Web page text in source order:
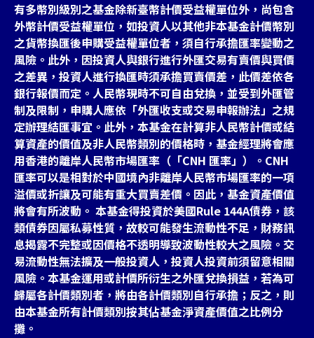
有多幣別級別之基金除新臺幣計價受益權單位外，尚包含
外幣計價受益權單位，如投資人以其他非本基金計價幣別
之貨幣換匯後申購受益權單位者，須自行承擔匯率變動之
風險。此外，因投資人與銀行進行外匯交易有賣價與買價
之差異，投資人進行換匯時須承擔買賣價差，此價差依各
銀行報價而定。人民幣現時不可自由兌換，並受到外匯管
制及限制，申購人應依「外匯收支或交易申報辦法」之規
定辦理結匯事宜。此外，本基金在計算非人民幣計價或結
算資產的價值及非人民幣類別的價格時，基金經理將會應
用香港的離岸人民幣市場匯率（「CNH 匯率」）。CNH
匯率可以是相對於中國境內非離岸人民幣市場匯率的一項
溢價或折讓及可能有重大買賣差價。因此，基金資產價值
將會有所波動。 本基金得投資於美國Rule 144A債券，該
類債券因屬私募性質，故較可能發生流動性不足，財務訊
息揭露不完整或因價格不透明導致波動性較大之風險。交
易流動性無法擴及一般投資人，投資人投資前須留意相關
風險。本基金運用或計價所衍生之外匯兌換損益，若為可
歸屬各計價類別者，將由各計價類別自行承擔；反之，則
由本基金所有計價類別按其佔基金淨資產價值之比例分
攤。